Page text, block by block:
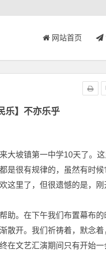
网站首页
乐】不亦乐乎
坡镇第一中学10天了。这
是很有规律的，虽然有时
这里了，但很遗憾的是，
助。在下午我们布置幕布
开。我们祈祷着，默念着
在文艺汇演期间只有开始